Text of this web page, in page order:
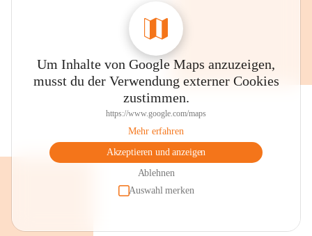
Um Inhalte von Google Maps anzuzeigen,
musst du der Verwendung externer Cookies
zustimmen.
https://www.google.com/maps
Mehr erfahren
Akzeptieren und anzeigen
Ablehnen
Auswahl merken